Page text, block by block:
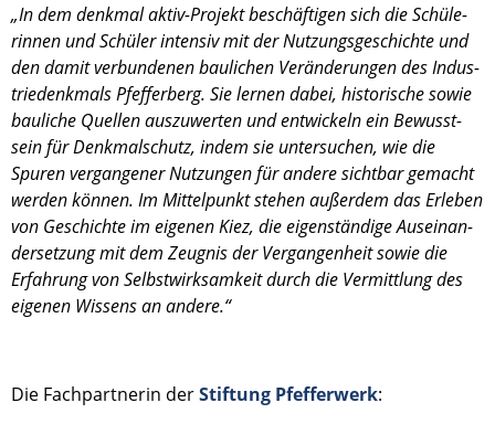
„In dem denkmal aktiv-Projekt beschäf­ti­gen sich die Schüle­
rin­nen und Schüler inten­siv mit der Nutzungs­ge­schichte und
den damit verbun­de­nen bauli­chen Verän­de­run­gen des Indus­
trie­denk­mals Pfeffer­berg. Sie lernen dabei, histo­ri­sche sowie
bauli­che Quellen auszu­wer­ten und entwi­ckeln ein Bewusst­
sein für Denkmal­schutz, indem sie unter­su­chen, wie die
Spuren vergan­ge­ner Nutzun­gen für andere sicht­bar gemacht
werden können. Im Mittel­punkt stehen außer­dem das Erleben
von Geschichte im eigenen Kiez, die eigen­stän­dige Ausein­an­
der­set­zung mit dem Zeugnis der Vergan­gen­heit sowie die
Erfah­rung von Selbst­wirk­sam­keit durch die Vermitt­lung des
eigenen Wissens an andere.“
Die Fachpart­ne­rin derStiftung Pfeffer­werk: